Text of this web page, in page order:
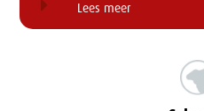
Lees meer